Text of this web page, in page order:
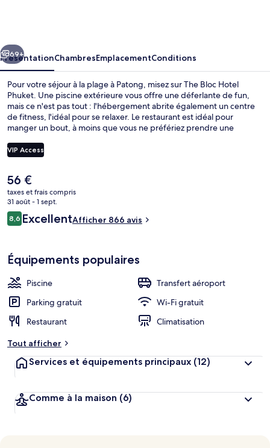
Suivant
69+
PrésentationChambresEmplacementConditions
Pour votre séjour à la plage à Patong, misez sur The Bloc Hotel
Phuket. Une piscine extérieure vous offre une déferlante de fun,
mais ce n'est pas tout : l'hébergement abrite également un centre
de fitness, l'idéal pour se relaxer. Le restaurant est idéal pour
manger un bout, à moins que vous ne préfériez prendre une
place, on trouve une terrasse sur le toit, un bar en bord de piscine et
un snack-bar/une épicerie fine. Sympa non ? Le personnel
des autres voyageurs.
VIP Access
Le
prix
actuel
est
de
56 €
taxes et frais compris
31 août - 1 sept.
Avis
voyageurs
8,68,6 sur 10
ExcellentAfficher 866 avis
Équipements populaires
Piscine
Transfert aéroport
Parking gratuit
Wi-Fi gratuit
Restaurant
Climatisation
Tout afficher
Services et équipements principaux (12)
Comme à la maison (6)